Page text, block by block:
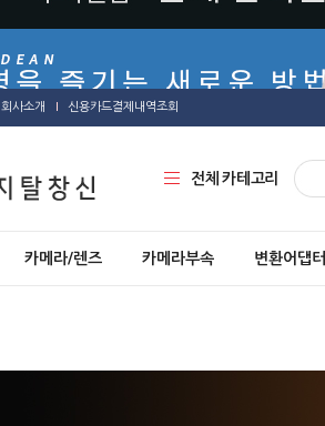
회사소개 신용카드결제내역조회
전체 카테고리
카메라/렌즈 카메라부속 변환어댑터